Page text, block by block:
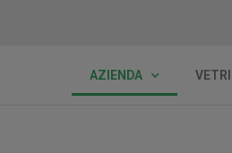
AZIENDA